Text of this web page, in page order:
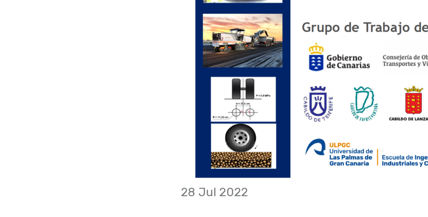
28 Jul 2022